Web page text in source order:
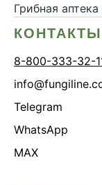
Грибная аптека
КОНТАКТЫ
8-800-333-32-
Telegram
WhatsApp
MAX